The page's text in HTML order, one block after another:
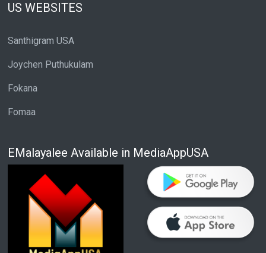
US WEBSITES
Santhigram USA
Joychen Puthukulam
Fokana
Fomaa
EMalayalee Available in MediaAppUSA